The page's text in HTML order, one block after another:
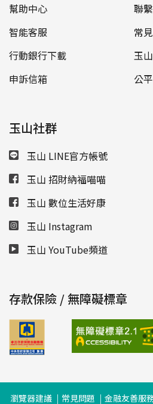
幫助中心
聯
智能客服
常
行動銀行下載
玉
申訴信箱
公
玉山社群
玉山 LINE官方帳號
玉山 招財納福喵喵
玉山 數位生活好康
玉山 Instagram
玉山 YouTube頻道
存款保險 / 無障礙標章
瀏覽器建議 常見問題 金融友善服